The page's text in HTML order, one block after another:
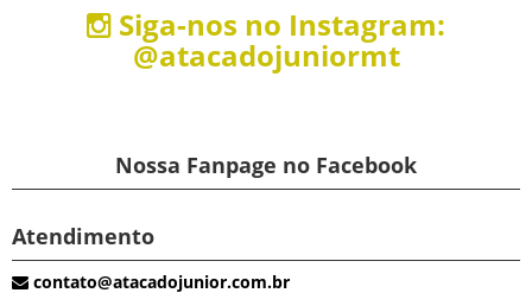
Siga-nos no Instagram:
@atacadojuniormt
Nossa Fanpage no Facebook
Atendimento
contato@atacadojunior.com.br